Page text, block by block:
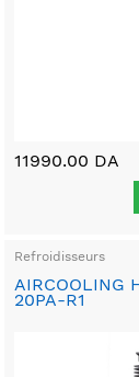
11990.00 DA
Refroidisseurs
AIRCOOLING
20PA-R1